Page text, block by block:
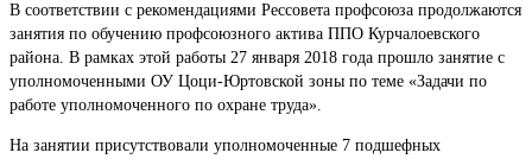
В соответствии с рекомендациями Рессовета профсоюза продолжаются
занятия по обучению профсоюзного актива ППО Курчалоевского
района. В рамках этой работы 27 января 2018 года прошло занятие с
уполномоченными ОУ Цоци-Юртовской зоны по теме «Задачи по
работе уполномоченного по охране труда».
На занятии присутствовали уполномоченные 7 подшефных